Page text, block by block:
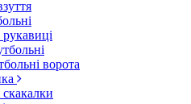
ворота
скакалки